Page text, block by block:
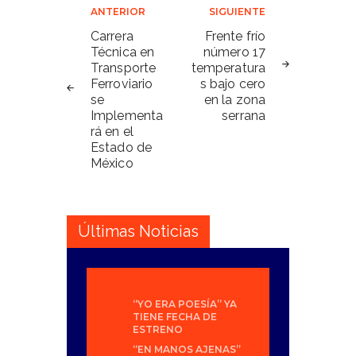
Navegación
de
entradas
ANTERIOR
Carrera
Técnica en
Transporte
Ferroviario
se
Implementa
rá en el
Estado de
México
SIGUIENTE
Frente frío
número 17
temperatura
s bajo cero
en la zona
serrana
Últimas Noticias
“YO ERA POESÍA” YA
TIENE FECHA DE
ESTRENO
“EN MANOS AJENAS”